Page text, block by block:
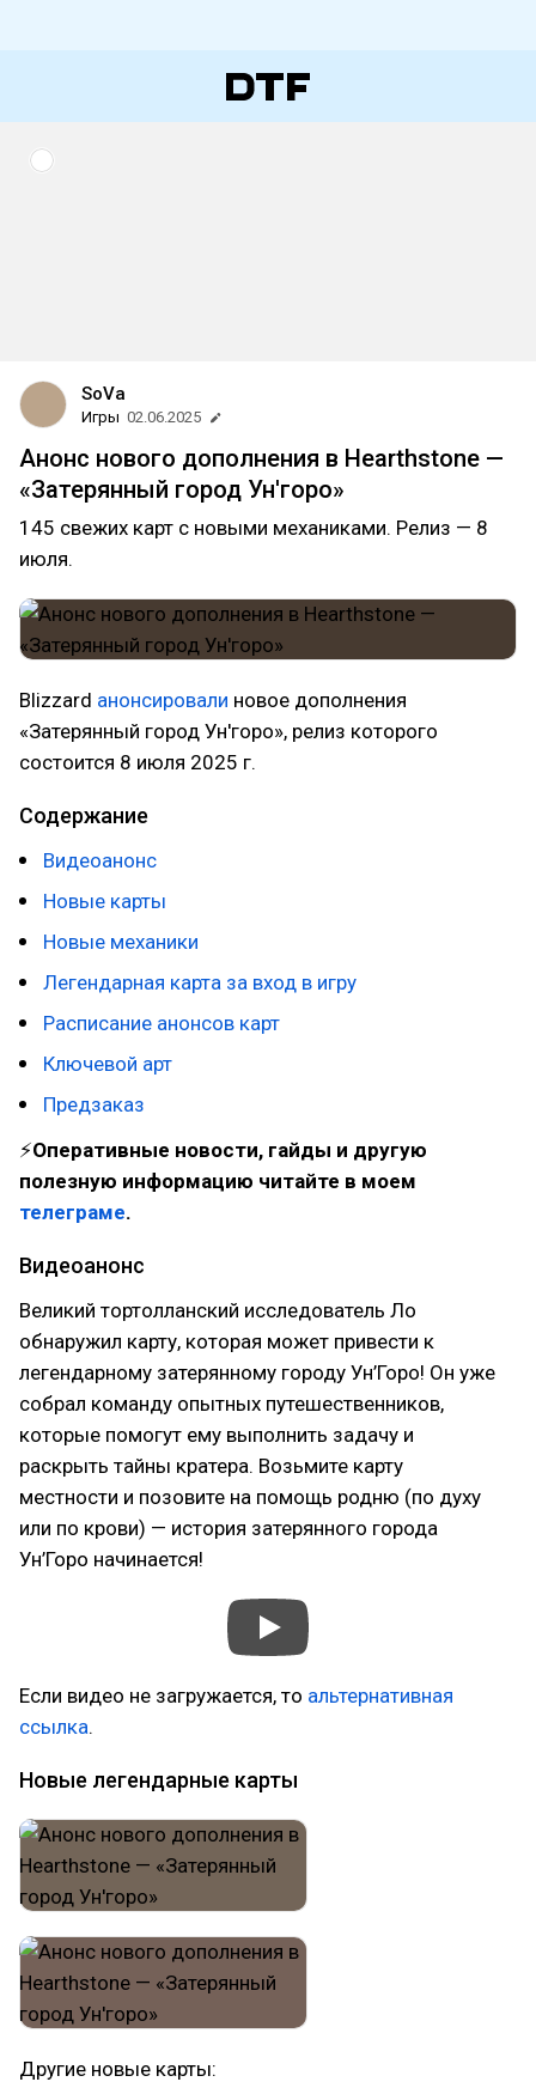
SoVa
Игры 02.06.2025
Анонс нового дополнения в Hearthstone —
«Затерянный город Ун'горо»
145 свежих карт с новыми механиками. Релиз — 8
июля.
Blizzard анонсировали новое дополнения
«Затерянный город Ун'горо», релиз которого
состоится 8 июля 2025 г.
Содержание
Видеоанонс
Новые карты
Новые механики
Легендарная карта за вход в игру
Расписание анонсов карт
Ключевой арт
Предзаказ
⚡Оперативные новости, гайды и другую
полезную информацию читайте в моем
телеграме.
Видеоанонс
Великий тортолланский исследователь Ло
обнаружил карту, которая может привести к
легендарному затерянному городу Ун’Горо! Он уже
собрал команду опытных путешественников,
которые помогут ему выполнить задачу и
раскрыть тайны кратера. Возьмите карту
местности и позовите на помощь родню (по духу
или по крови) — история затерянного города
Ун’Горо начинается!
Если видео не загружается, то альтернативная
ссылка.
Новые легендарные карты
Другие новые карты: